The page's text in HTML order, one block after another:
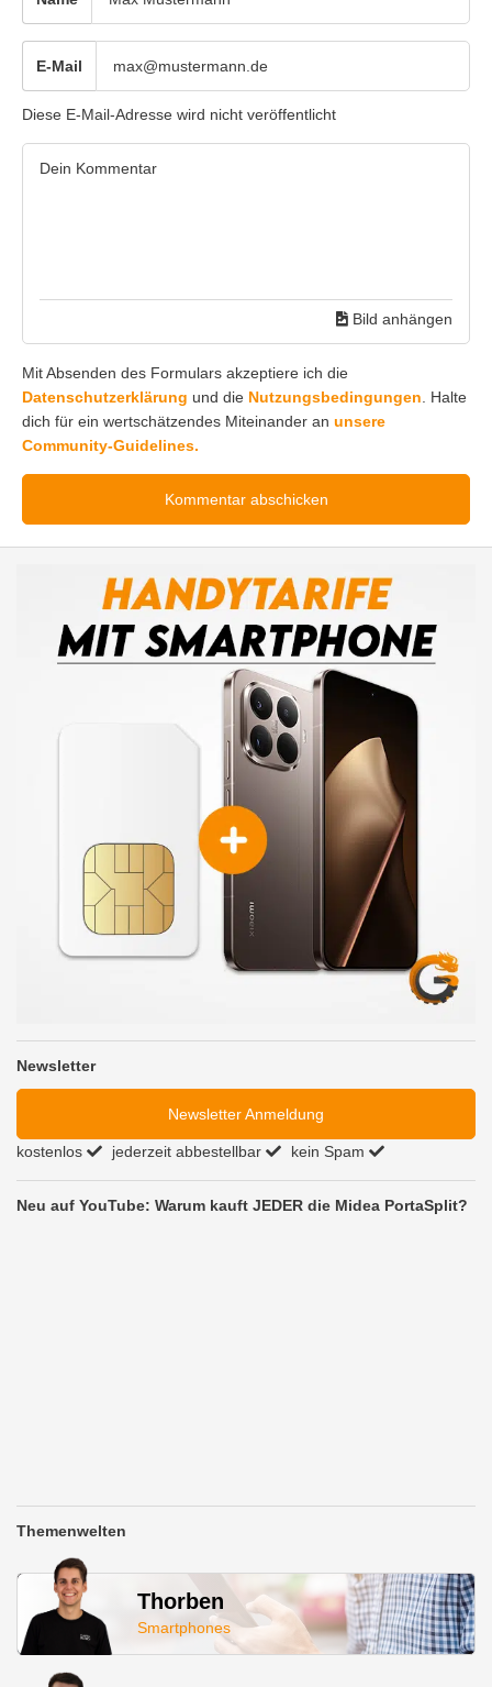
E-Mail
Diese E-Mail-Adresse wird nicht veröffentlicht
Bild anhängen
Mit Absenden des Formulars akzeptiere ich die
Datenschutzerklärung und die Nutzungsbedingungen. Halte
dich für ein wertschätzendes Miteinander an unsere
Community-Guidelines.
Newsletter
Newsletter Anmeldung
kostenlos jederzeit abbestellbar kein Spam
Neu auf YouTube: Warum kauft JEDER die Midea PortaSplit?
Themenwelten
Thorben
Smartphones